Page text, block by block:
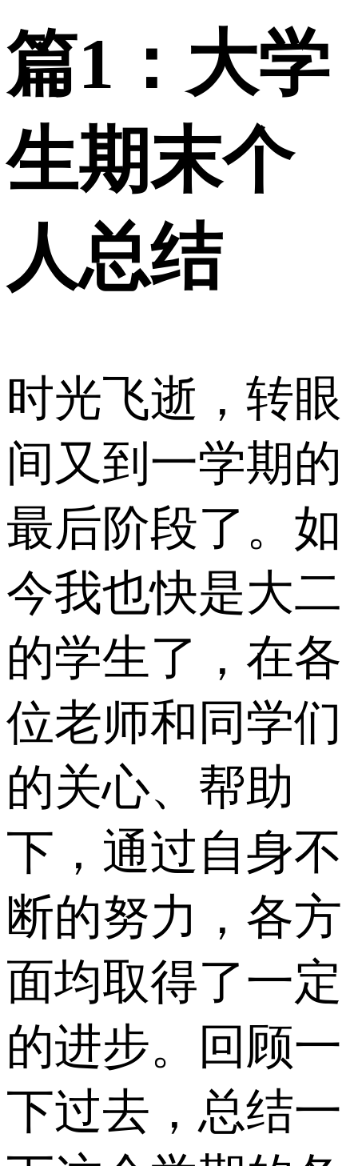
篇1：大学
生期末个
人总结
时光飞逝，转眼
间又到一学期的
最后阶段了。如
今我也快是大二
的学生了，在各
位老师和同学们
的关心、帮助
下，通过自身不
断的努力，各方
面均取得了一定
的进步。回顾一
下过去，总结一